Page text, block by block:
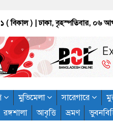
( বিকাল ) | ঢাকা, বৃহস্পতিবার, ০৬
মুভিমেলা সারেগারে
রঙ্গশালা আবৃত্তি ভ্রমণ